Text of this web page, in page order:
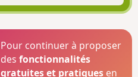
Pour continuer à proposer
desfonctionnalités
gratuites et pratiques en